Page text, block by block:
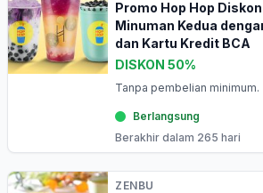
Promo Hop Hop
Minuman Kedua
dan Kartu Kredit BCA
DISKON 50%
Tanpa pembelian minimum.
Berlangsung
Berakhir dalam 265 hari
ZENBU